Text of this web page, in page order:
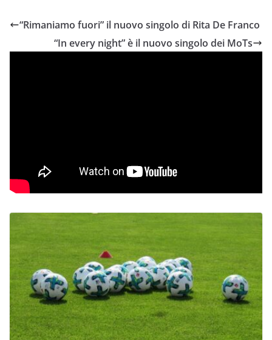
“Rimaniamo fuori” il nuovo singolo di Rita De Franco
“In every night” è il nuovo singolo dei MoTs